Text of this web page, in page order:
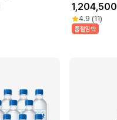
1,204,500
4.9 (11)
품절임박